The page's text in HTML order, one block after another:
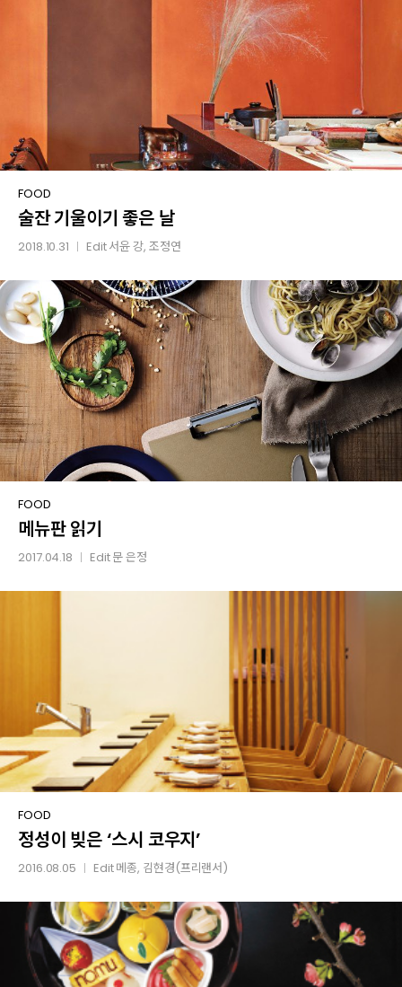
술잔
기울이기
좋은
FOOD
술잔 기울이기 좋은 날
2018.10.31 Edit서윤 강, 조정연
메뉴판
읽기
FOOD
메뉴판 읽기
2017.04.18 Edit문 은정
정성이
빚은
‘스시
FOOD
정성이 빚은 ‘스시 코우지’
2016.08.05 Edit메종, 김현경(프리랜서)